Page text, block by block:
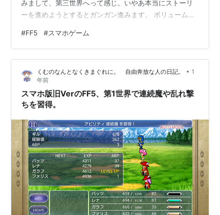
みまして、第三世界へって感じ。いやあ本当にストーリ
ーを進めようとするとガンガン進みます。 ボリュームが
よね。 寄り道もしなかったら本当に速いと思う。 真っ直
ぐ行ったら２０時間くらいでクリアまでいけてしまうの
ではなかろうか。 第二世界では、取り返しの付かない要
素が幾つかあります。 FF５はそういうのが沢山あるの
で、初見だとスルーしてしまう可能性はある。カトブレ
パスは、…
#FF5 #スマホゲーム
くむのなんとなくきまぐれに。 自由奔放な人の日記。 • 1
年前
スマホ版旧VerのFF5、第1世界で連続魔や乱れ撃
ちを習得。